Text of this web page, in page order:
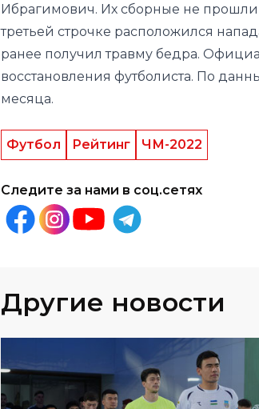
восстановления футболиста. По
месяца.
Футбол Рейтинг ЧМ-2022
Другие новости